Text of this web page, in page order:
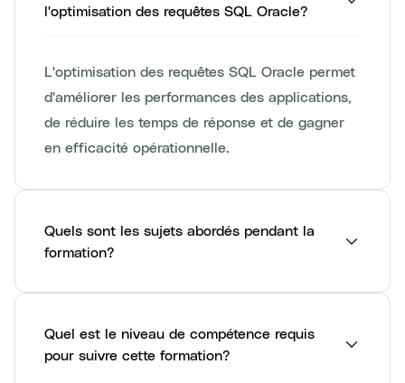
l'optimisation des requêtes SQL Oracle?
L'optimisation des requêtes SQL Oracle permet
d'améliorer les performances des applications,
de réduire les temps de réponse et de gagner
en efficacité opérationnelle.
Quels sont les sujets abordés pendant la
formation?
Quel est le niveau de compétence requis
pour suivre cette formation?